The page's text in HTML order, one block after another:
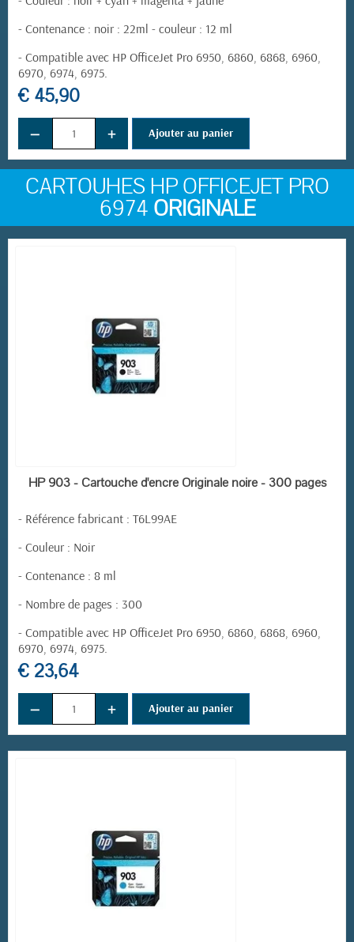
- Contenance : noir : 22ml - couleur : 12 ml
- Compatible avec HP OfficeJet Pro 6950, 6860, 6868, 6960,
6970, 6974, 6975.
€ 45,90
− + Ajouter au panier
CARTOUHES HP OFFICEJET PRO
6974 ORIGINALE
EN STOCK
HP 903 - Cartouche d'encre Originale noire - 300 pages
- Référence fabricant : T6L99AE
- Couleur : Noir
- Contenance : 8 ml
- Nombre de pages : 300
- Compatible avec HP OfficeJet Pro 6950, 6860, 6868, 6960,
6970, 6974, 6975.
€ 23,64
− + Ajouter au panier